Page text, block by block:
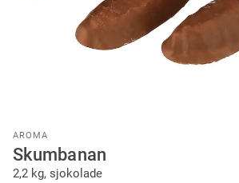
AROMA
Skumbanan
2,2 kg, sjokolade
to
the
beginning